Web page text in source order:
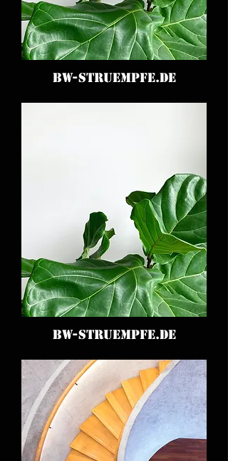
BW-STRUEMPFE.DE
BW-STRUEMPFE.DE